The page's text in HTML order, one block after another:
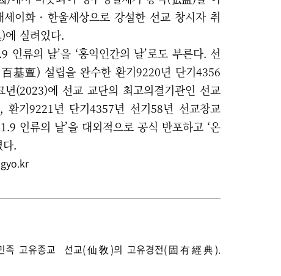
세이화 · 한울세상으로 강설한 선교 창시자 취
에 실려있다.
인류의 날’을 ‘홍익인간의 날’로도 부른다. 선
基亶) 설립을 완수한 환기9220년 단기4356
(2023)에 선교 교단의 최고의결기관인 선교
환기9221년 단기4357년 선기58년 선교창교
1.9 인류의 날’을 대외적으로 공식 반포하고 ‘온
.
족 고유종교 선교(仙敎)의 고유경전(固有經典).